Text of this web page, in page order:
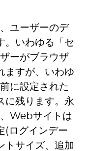
ユーザーのデ
。いわゆる「セ
ーがブラウザ
ますが、いわゆ
に設定された
に残ります。永
Webサイトは
(ログインデー
トサイズ、追加